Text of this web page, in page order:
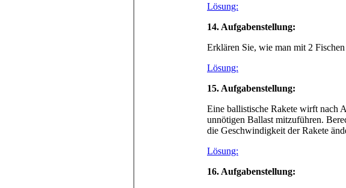
Lösung:
14. Aufgabenstellung:
Erklären Sie, wie man mit 2
Lösung:
15. Aufgabenstellung:
Eine ballistische Rakete wirft nach
unnötigen Ballast mitzuführen.
die Geschwindigkeit der Rakete
Lösung:
16. Aufgabenstellung: